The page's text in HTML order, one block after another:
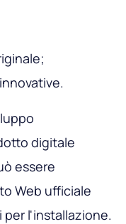
digitale
essere
Web ufficiale
l'installazione.